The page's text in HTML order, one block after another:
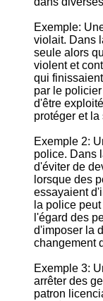
Exemple:
violait. Dans
seule alors
violent et
qui
par le
d'être
protéger et la
Exemple 2:
police. Dans
d'éviter de
lorsque des
essayaient
la police
l'égard des
d'imposer la
changement
Exemple 3:
arrêter des
patron